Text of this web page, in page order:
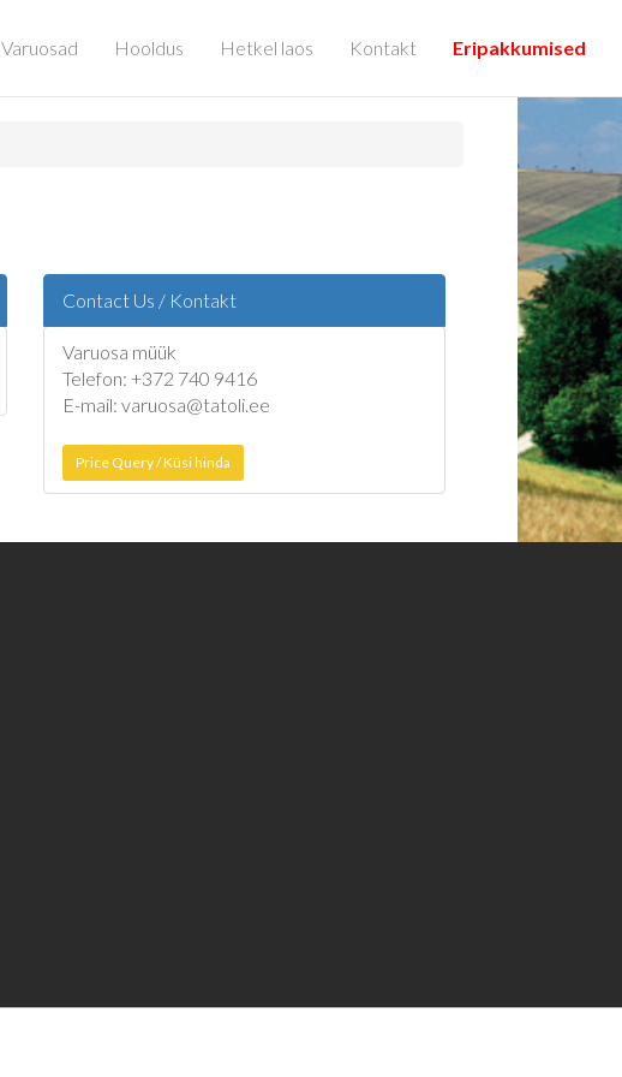
Varuosad Hooldus Hetkel laos Kontakt Eripakkumised
Contact Us / Kontakt
Varuosa müük
Telefon: +372 740 9416
E-mail: varuosa@tatoli.ee
Price Query / Küsi hinda